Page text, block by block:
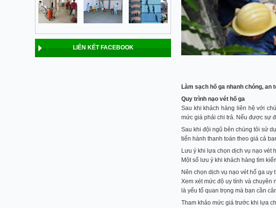
LIÊN KẾT FACEBOOK
Làm sạch hố ga nhanh chóng, an
Quy trình nạo vét hố ga
Sau khi khách hàng liên hệ với
mức giá phải chi trả. Nếu được sự
Sau khi đội ngũ bên chúng tôi sử
tiến hành thanh toán theo giá cả
Lưu ý khi lựa chọn dịch vụ nạo vét
Một số lưu ý khi khách hàng tìm
Nên chọn dịch vụ nạo vét hố ga uy
Xem xét mức độ uy tính và chuyên
là yếu tố quan trọng mà bạn cần
Tham khảo mức giá trước khi lựa